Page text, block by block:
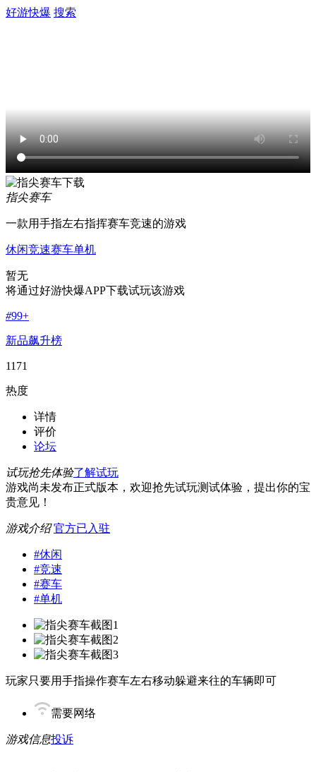
好游快爆 搜索
指尖赛车
一款用手指左右指挥赛车竞速的游戏
休闲竞速赛车单机
暂无
将通过好游快爆APP下载试玩该游戏
#99+
新品飙升榜
1171
热度
详情
评价
论坛
试玩抢先体验了解试玩
游戏尚未发布正式版本，欢迎抢先试玩测试体验，提出你的宝
贵意见！
游戏介绍 官方已入驻
#休闲
#竞速
#赛车
#单机
玩家只要用手指操作赛车左右移动躲避来往的车辆即可
需要网络
游戏信息投诉